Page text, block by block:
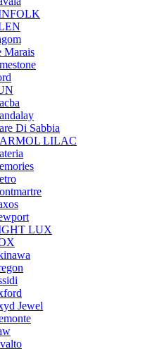
Marais
Di Sabbia
LILAC
LUX
Jewel